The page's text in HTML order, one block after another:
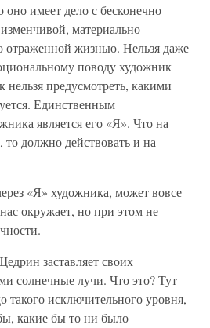
оно имеет дело с бесконечно
материально
жизнью. Нельзя даже
поводу художник
нельзя предусмотреть, какими
Единственным
является его «Я». Что на
то должно действовать и на
«Я» художника, может вовсе
окружает, но при этом не
заставляет своих
солнечные лучи. Что это? Тут
такого исключительного уровня,
какие бы то ни было